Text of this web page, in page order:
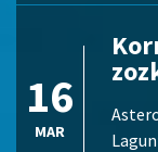
16
MAR